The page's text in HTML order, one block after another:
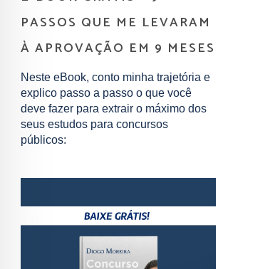
PASSOS QUE ME LEVARAM
À APROVAÇÃO EM 9 MESES
Neste eBook, conto minha trajetória e
explico passo a passo o que você
deve fazer para extrair o máximo dos
seus estudos para concursos
públicos: